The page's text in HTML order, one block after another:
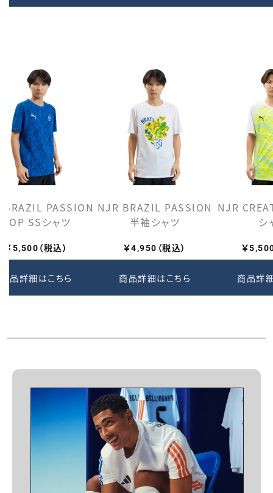
BRAZIL PASSION
AOP SSシャツ
￥5,500（税込）
商品詳細はこちら
NJR BRAZIL PASSION
半袖シャツ
￥4,950（税込）
商品詳細はこちら
NJR
シ
￥
商品詳